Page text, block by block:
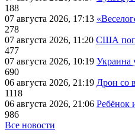
188
07 августа 2026, 17:13
278
07 августа 2026, 11:20 США
477
07 августа 2026, 10:19 Украина
690
06 августа 2026, 21:19 Дрон со
1118
06 августа 2026, 21:06 Ребёнок
986
Все новости